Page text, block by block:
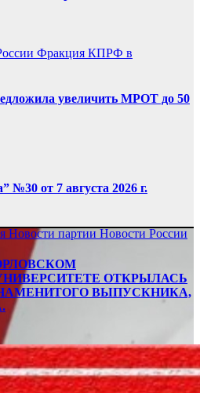
Фракция КПРФ в
увеличить МРОТ до 50
№30 от 7 августа 2026 г.
Новости партии Новости России
ОРЛОВСКОМ
ОТКРЫЛАСЬ
ВЫПУСКНИКА,